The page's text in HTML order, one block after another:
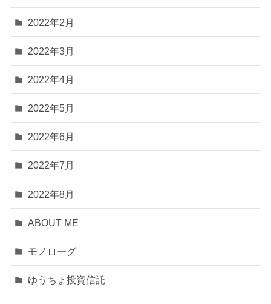
2022年2月
2022年3月
2022年4月
2022年5月
2022年6月
2022年7月
2022年8月
ABOUT ME
モノローグ
ゆうちょ投資信託